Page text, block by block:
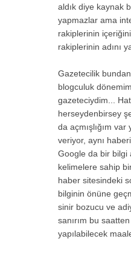
aldık diye kaynak
yapmazlar ama
rakiplerinin
rakiplerinin adını
Gazetecilik
blogculuk
gazeteciydim...
herseydenbirsey
da açmışlığım
veriyor, aynı
Google da bir bilgi
kelimelere sahip
haber sitesindeki
bilginin önüne
sinir bozucu ve
sanırım bu
yapılabilecek